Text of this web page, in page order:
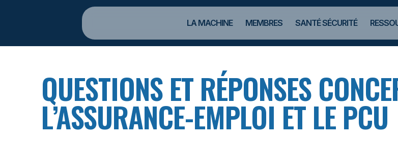
LA MACHINE MEMBRES SANTÉ SÉCURITÉ
QUESTIONS ET RÉPONSES
L’ASSURANCE-EMPLOI ET LE PCU